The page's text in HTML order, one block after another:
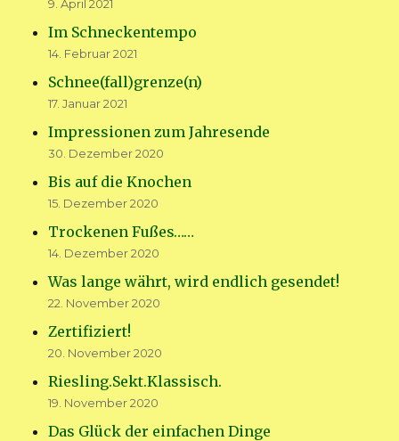
9. April 2021
Im Schneckentempo
14. Februar 2021
Schnee(fall)grenze(n)
17. Januar 2021
Impressionen zum Jahresende
30. Dezember 2020
Bis auf die Knochen
15. Dezember 2020
Trockenen Fußes……
14. Dezember 2020
Was lange währt, wird endlich gesendet!
22. November 2020
Zertifiziert!
20. November 2020
Riesling.Sekt.Klassisch.
19. November 2020
Das Glück der einfachen Dinge